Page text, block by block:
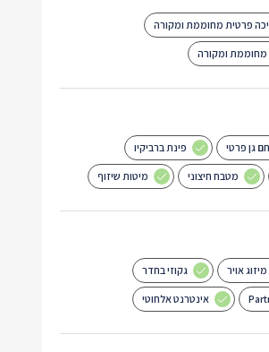
פרטית מחוממת ומקורה
מחוממת ומקורה
גן פרטי פינת ברביקיו
מטבח חיצוני מיטות שיזוף
מיזוג אויר גקוזי בחדר
אינטרנט אלחוטי